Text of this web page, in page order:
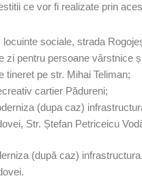
ce vor fi realizate prin
sociale, strada
zi pentru persoane vârstnice
tineret pe str. Mihai Teliman;
cartier Pădureni;
(dupa caz)
Str. Ștefan Petriceicu
(după caz)